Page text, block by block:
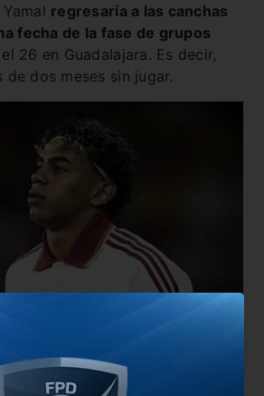
regresaría a las canchas
fecha de la fase de grupos
el 26 en Guadalajara. Es decir,
de dos meses sin jugar.
que la temporada del 10 del
extenuante. Tras